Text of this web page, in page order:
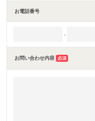
お電話番号
-
お問い合わせ内容 必須